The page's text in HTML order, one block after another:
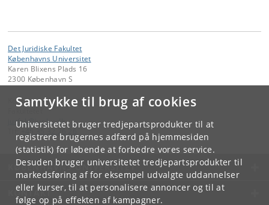
Samtykke til brug af cookies
Universitetet bruger tredjepartsprodukter til at
registrere brugernes adfærd på hjemmesiden
(statistik) for løbende at forbedre vores service.
Desuden bruger universitetet tredjepartsprodukter til
markedsføring af for eksempel udvalgte uddannelser
eller kurser, til at personalisere annoncer og til at
følge op på effekten af kampagner.
Det Juridiske Fakultet
Københavns Universitet
Karen Blixens Plads 16
2300 København S
Kontakt:
jurfak @jur.ku.dk
KØBENHAVNS UNIVERSITET
KONTAKT